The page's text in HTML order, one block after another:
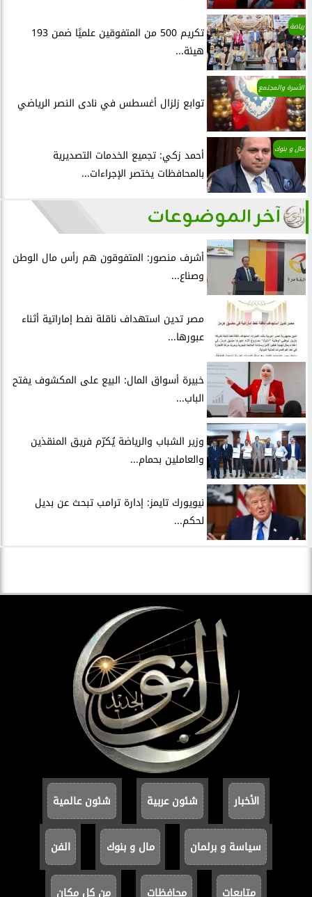
رياضة
تكريم 500 من المتفوقين علميًا ضمن 193
هيئة...
الأسرة والمجتمع
توابع زلزال أغسطس في نادى النصر الرياضي
مال و بنوك
أحمد زكي: تجميع الخدمات التصديرية
بالمحافظات يختصر الإجراءات...
آخر الموضوعات
أشرف منصور: المتفوقون هم رأس مال الوطن
وصناع...
مصر تدين استهداف ناقلة نفط إماراتية أثناء
عبورها...
خبيرة أسواق المال: البيع على المكشوف يفتح
الباب...
وزير الشباب والرياضة يُكرّم فريق المنقذين
والعاملين بحمام...
نيويورك تايمز: إدارة ترامب تبحث عن بديل
لحكم...
الأخبار شئون عربية شئون عالمية
سياسة و برلمان مال و بنوك الفن
متابعات محافظات من كل مكان